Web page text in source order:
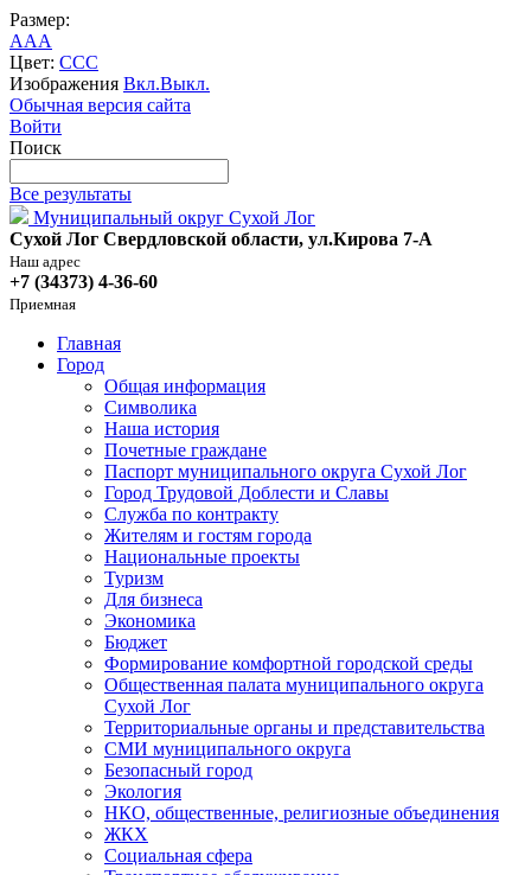
Размер:
AAA
Цвет: CCC
Изображения Вкл.Выкл.
Обычная версия сайта
Войти
Поиск
Все результаты
Муниципальный округ Сухой Лог
Сухой Лог Свердловской области, ул.Кирова 7-А
Наш адрес
+7 (34373) 4-36-60
Приемная
Главная
Город
Общая информация
Символика
Наша история
Почетные граждане
Паспорт муниципального округа Сухой Лог
Город Трудовой Доблести и Славы
Служба по контракту
Жителям и гостям города
Национальные проекты
Туризм
Для бизнеса
Экономика
Бюджет
Формирование комфортной городской среды
Общественная палата муниципального округа
Сухой Лог
Территориальные органы и представительства
СМИ муниципального округа
Безопасный город
Экология
НКО, общественные, религиозные объединения
ЖКХ
Социальная сфера